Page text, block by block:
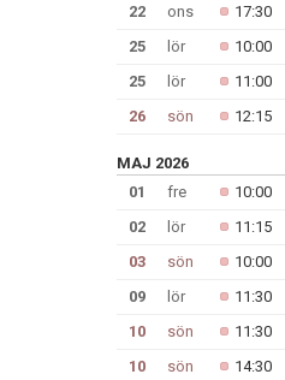
22
ons 17:30
25
lör 10:00
25
lör 11:00
26
sön 12:15
MAJ 2026
01
fre 10:00
02
lör 11:15
03
sön 10:00
09
lör 11:30
10
sön 11:30
10
sön 14:30